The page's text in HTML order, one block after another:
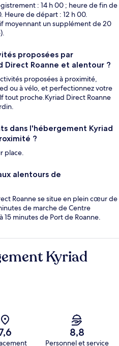
: 14 h 00 ; heure de fin de
Heure de départ : 12 h 00.
moyennant un supplément de 20
proposées par
Direct Roanne et alentour ?
proposées à proximité,
ou à vélo, et perfectionnez votre
tout proche.Kyriad Direct Roanne
dans l'hébergement Kyriad
?
place.
alentours de
Roanne se situe en plein cœur de
de marche de Centre
15 minutes de Port de Roanne.
Kyriad
8,8
Personnel et service